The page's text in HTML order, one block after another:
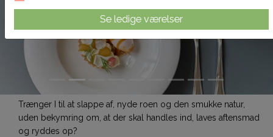
Se ledige værelser
Trænger I til at slappe af, nyde roen og den smukke natur,
uden bekymring om, at der skal handles ind, laves aftensmad
og ryddes op?